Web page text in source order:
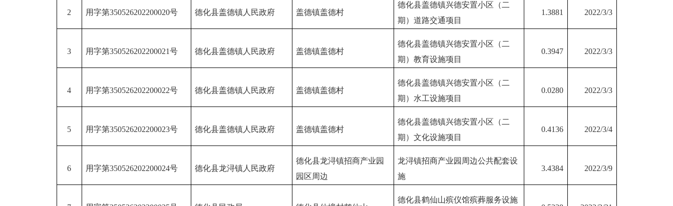
2 用字第350526202200020号 德化县盖德镇人民政府 盖德镇盖德村
德化县盖德镇兴德安置小区（二
期）道路交通项目
1.3881 2022/3/3
3 用字第350526202200021号 德化县盖德镇人民政府 盖德镇盖德村
德化县盖德镇兴德安置小区（二
期）教育设施项目
0.3947 2022/3/3
4 用字第350526202200022号 德化县盖德镇人民政府 盖德镇盖德村
德化县盖德镇兴德安置小区（二
期）水工设施项目
0.0280 2022/3/3
5 用字第350526202200023号 德化县盖德镇人民政府 盖德镇盖德村
德化县盖德镇兴德安置小区（二
期）文化设施项目
0.4136 2022/3/4
6 用字第350526202200024号 德化县龙浔镇人民政府
德化县龙浔镇招商产业园
园区周边
龙浔镇招商产业园周边公共配套设
施
3.4384 2022/3/9
德化县鹤仙山殡仪馆殡葬服务设施